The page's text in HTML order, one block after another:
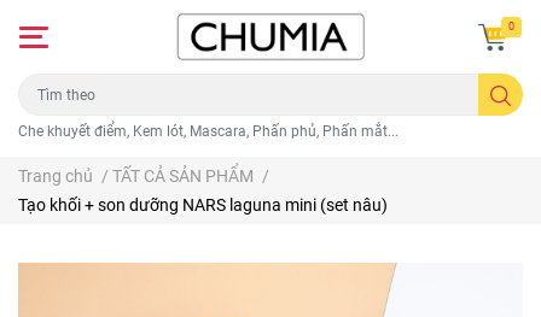
Che khuyết điểm, Kem lót, Mascara, Phấn phủ, Phấn mắt...
0
Trang chủ / TẤT CẢ SẢN PHẨM /
Tạo khối + son dưỡng NARS laguna mini (set nâu)